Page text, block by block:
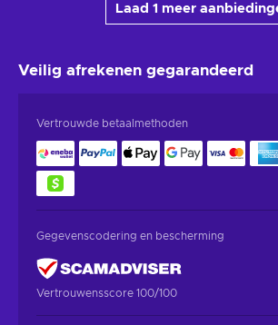
Laad 1 meer
Veilig afrekenen gegarandeerd
Vertrouwde betaalmethoden
Gegevenscodering en bescherming
Vertrouwensscore 100/100